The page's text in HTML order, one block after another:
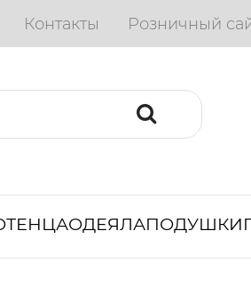
Контакты Розничный
ОДЕЯЛАПОДУШКИ